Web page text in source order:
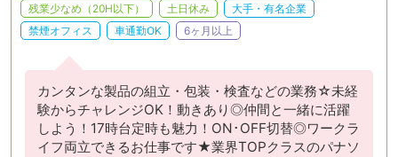
残業少なめ（20H以下）
土日休み
大手・有名企業
禁煙オフィス
車通勤OK 6ヶ月以上
カンタンな製品の組立・包装・検査などの業務☆未経
験からチャレンジOK！動きあり◎仲間と一緒に活躍
しよう！17時台定時も魅力！ON･OFF切替◎ワークラ
イフ両立できるお仕事です★業界TOPクラスのパナソ